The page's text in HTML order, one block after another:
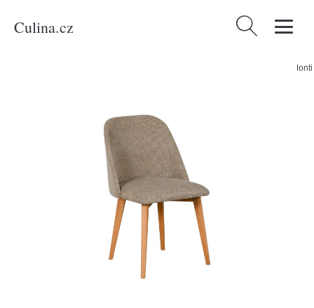
Culina.cz Vyhledávání
Jídelní židle Monti